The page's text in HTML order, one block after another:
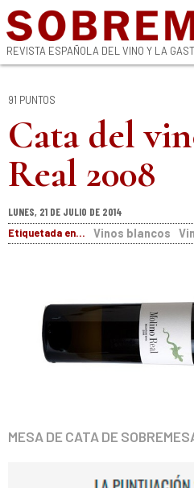
REVISTA ESPAÑOLA DEL VINO Y LA
91 PUNTOS
Cata del
Real 2008
LUNES, 21 DE JULIO DE 2014
Etiquetada en...
Vinos blancos
MESA DE CATA DE